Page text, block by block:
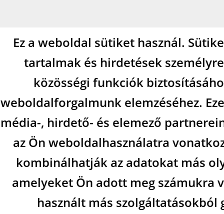
Ez a weboldal sütiket használ.
tartalmak és hirdetések
közösségi funkciók
weboldalforgalmunk elemzéséhez.
média-, hirdető- és elemező
az Ön weboldalhasználatra
kombinálhatják az adatokat más
amelyeket Ön adott meg számukra
használt más szolgáltatásokból